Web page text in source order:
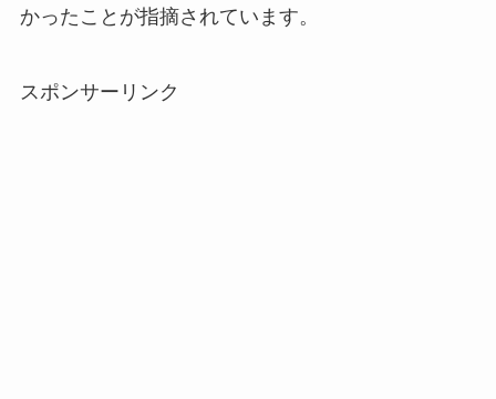
かったことが指摘されています。
スポンサーリンク